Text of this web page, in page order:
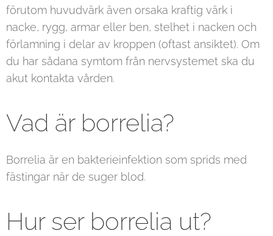
förutom huvudvärk även orsaka kraftig värk i
nacke, rygg, armar eller ben, stelhet i nacken och
förlamning i delar av kroppen (oftast ansiktet). Om
du har sådana symtom från nervsystemet ska du
akut kontakta vården.
Vad är borrelia?
Borrelia är en bakterieinfektion som sprids med
fästingar när de suger blod.
Hur ser borrelia ut?